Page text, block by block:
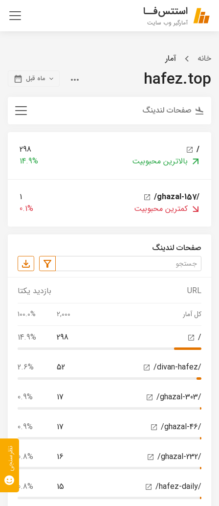
استتس‌فــا
آمارگیر وب سایت
خانه آمار
hafez.top ماه قبل
صفحات لندینگ
/
298
بالاترین محبوبیت
14.9%
/ghazal-157/
1
کمترین محبوبیت
0.1%
صفحات لندینگ
URL بازدید یکتا
کل آمار 2,000
100.0%
/
298
14.9%
/divan-hafez/
52
2.6%
/ghazal-303/
17
0.9%
/ghazal-46/
17
0.9%
/ghazal-232/
16
0.8%
/hafez-daily/
15
0.8%
نظرسنجی